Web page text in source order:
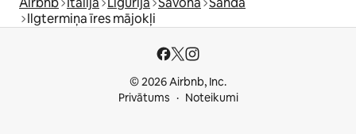
Ilgtermiņa īres mājokļi
© 2026 Airbnb, Inc.
Privātums
Noteikumi